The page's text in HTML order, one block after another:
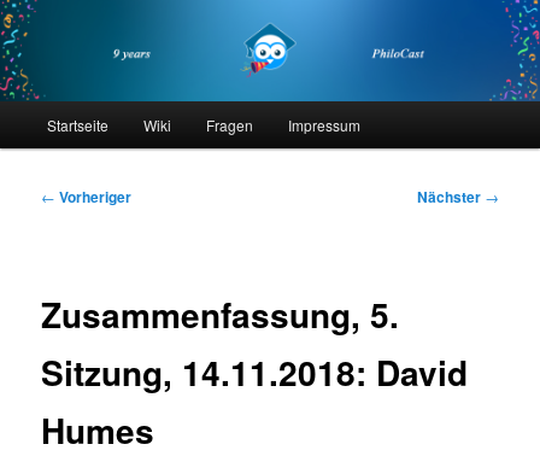
Zum
primären
Inhalt
springenphilocast
Startseite Wiki Fragen Impressum
Beitragsnavigation
← Vorheriger Nächster →
Zusammenfassung, 5.
Sitzung, 14.11.2018: David
Humes